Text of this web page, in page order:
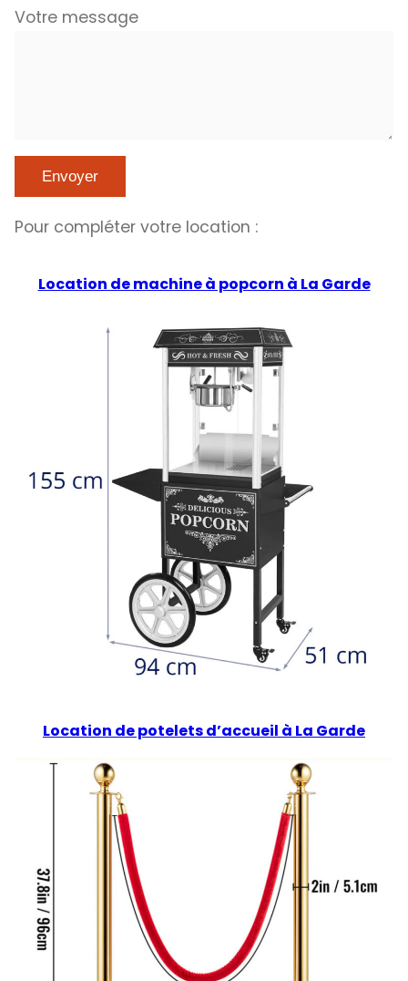
Votre message
Pour compléter votre location :
Location de machine à popcorn à La Garde
Location de potelets d’accueil à La Garde